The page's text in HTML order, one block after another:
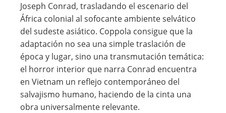
Joseph Conrad, trasladando el escenario del
África colonial al sofocante ambiente selvático
del sudeste asiático. Coppola consigue que la
adaptación no sea una simple traslación de
época y lugar, sino una transmutación temática:
el horror interior que narra Conrad encuentra
en Vietnam un reflejo contemporáneo del
salvajismo humano, haciendo de la cinta una
obra universalmente relevante.